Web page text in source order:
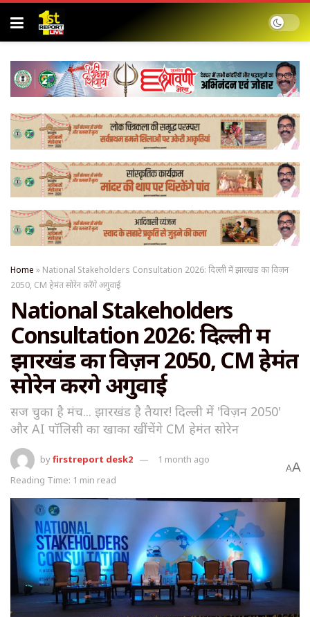
Home » National Stakeholders Consultation 2026: दिल्ली में झारखंड का विज़न
2050, CM हेमंत सोरेन करेंगे अगुवाई
National Stakeholders
Consultation 2026: दिल्ली में
झारखंड का विज़न 2050, CM हेमंत
सोरेन करेंगे अगुवाई
सज चुका है मंच... झारखंड है तैयार! दिल्ली में 'विज़न 2050'
और AI पॉलिसी का खाका खींचेंगे CM हेमंत सोरेन
byfirstreport desk2
1 month ago
Reading Time: 1 min read
AA